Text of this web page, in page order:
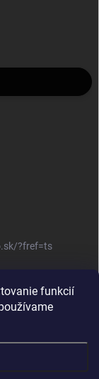
funkcií
?fref=ts